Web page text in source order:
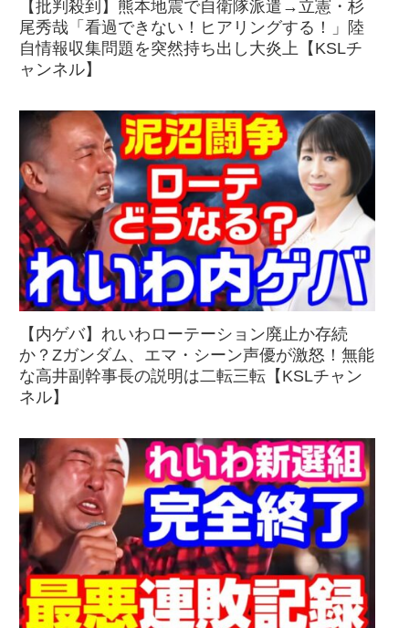
【批判殺到】熊本地震で自衛隊派遣→立憲・杉
尾秀哉「看過できない！ヒアリングする！」陸
自情報収集問題を突然持ち出し大炎上【KSLチ
ャンネル】
【内ゲバ】れいわローテーション廃止か存続
か？Zガンダム、エマ・シーン声優が激怒！無能
な高井副幹事長の説明は二転三転【KSLチャン
ネル】